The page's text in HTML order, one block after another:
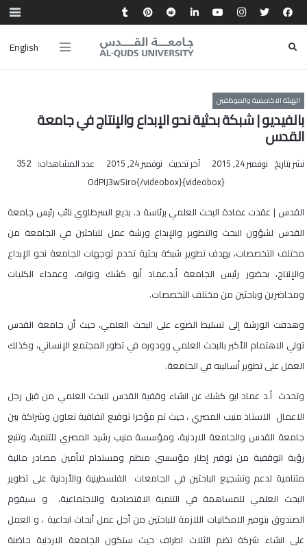
English
الهيئة الاكاديمية والموظفين
بالفيديو | شبكة بحثية نحو الإبداع والإنتاج في جامعة
القدس
نشر بتاريخ نوفمبر 24, 2015 آخر تحديث نوفمبر 24, 2015 عدد المشاهدات: 352
{videobox}OdPIJ3wSiro{/videobox}
القدس | عقدت عمادة البحث العلمي برئاسة د. بديع السرطاوي نائب رئيس جامعة
القدس لشؤون البحث والتطوير والإبداع ورشة عمل للباحثين في الجامعة من
مختلف التخصصات، بهدف تطوير شبكة بحثية تخدم توجهات الجامعة نحو الإبداع
والإنتاج، بحضور رئيس الجامعة أ.د.عماد أبو كشك ونوابه، وعمداء الكليات
ومحاضرين وباحثين من مختلف التخصصات.
وهدفت الورشة إلى تسليط الضوء على البحث العلمي، حيث أن جامعة القدس
تولي الاهتمام الأكبر بالبحث العلمي وودوره في تطور المجتمع الإنساني، وكذلك
العمل على تطوير أساليبه في الجامعة.
وتحدث أ.د عماد ابو كشك عن انشاء وقفية القدس للبحث العلمي من قبل رجل
الاعمال الاستاذ منيب المصري ، حيث تم مؤخرا توقيع اتفاقية تعاون وشراكة بين
جامعة القدس والجامعة الاردنية، ومؤسسة منيب رشيد المصري للتنمية، وتنبع
رؤية الوقفية من توفير إطار مؤسسي منظم ومستدام لتأمين مصادر مالية
متنامية لدعم وتشجيع الباحثين في الجامعات الفلسطينية والأردنية على تطوير
البحث العلمي للمساهمة في التنمية الاقتصادية والاجتماعية، و سيقوم
الصندوق بتوفير الامكانيات اللازمة للباحثين من أجل عمل أبحاث ابداعية ، و العمل
على انشاء شركة تضم الثلاث اطراف حيث ستكون الجامعة الاردنية حاضنة